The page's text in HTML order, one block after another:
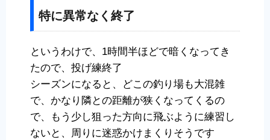
特に異常なく終了
というわけで、1時間半ほどで暗くなってき
たので、投げ練終了
シーズンになると、どこの釣り場も大混雑
で、かなり隣との距離が狭くなってくるの
で、もう少し狙った方向に飛ぶように練習し
ないと、周りに迷惑かけまくりそうです